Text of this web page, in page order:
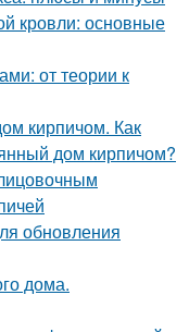
кровли: основные
от теории к
кирпичом. Как
дом кирпичом?
обновления
дома.